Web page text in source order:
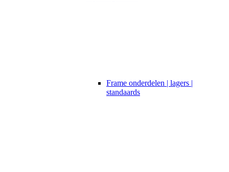
Frame onderdelen | lagers |
standaards